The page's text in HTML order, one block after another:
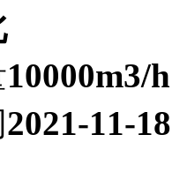
10000m3/h
2021-11-18